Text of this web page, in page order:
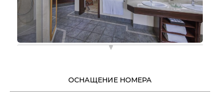
ОСНАЩЕНИЕ НОМЕРА